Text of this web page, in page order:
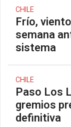
CHILE
Frío,
semana
sistema
CHILE
Paso Los
gremios
definitiva